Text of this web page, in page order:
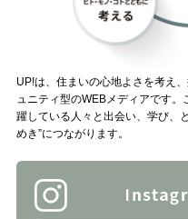
UP!は、住まいの心地よさを考え
ュニティ型のWEBメディアです
躍している人々と出会い、学び、
めき”につながります。